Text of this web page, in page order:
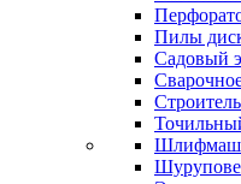
Пилы
Садовый